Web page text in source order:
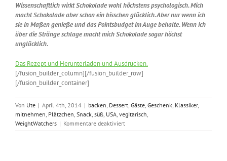
Wissenschaftlich wirkt Schokolade wohl höchstens psychologisch. Mich
macht Schokolade aber schon ein bisschen glücklich. Aber nur wenn ich
sie in Maßen genieße und das Pointsbudget im Auge behalte. Wenn ich
über die Stränge schlage macht mich Schokolade sogar höchst
unglücklich.
Das Rezept und Herunterladen und Ausdrucken.
[/fusion_builder_column][/fusion_builder_row]
[/fusion_builder_container]
Von Ute | April 4th, 2014 | backen Dessert Gäste Geschenk Klassiker,
mitnehmen Plätzchen Snack süß USA vegitarisch
WeightWatchers | Kommentare deaktiviertfür
Stevia-